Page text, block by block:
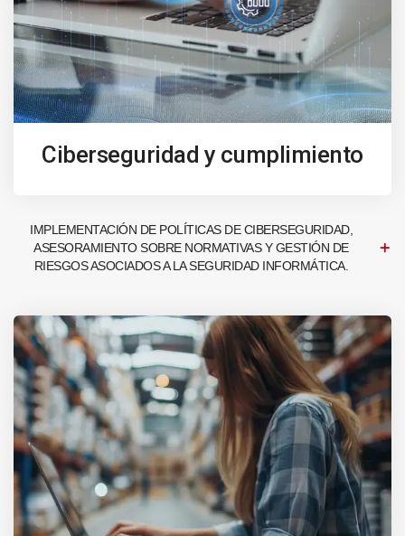
Ciberseguridad y cumplimiento
IMPLEMENTACIÓN DE POLÍTICAS DE CIBERSEGURIDAD,
ASESORAMIENTO SOBRE NORMATIVAS Y GESTIÓN DE
RIESGOS ASOCIADOS A LA SEGURIDAD INFORMÁTICA.